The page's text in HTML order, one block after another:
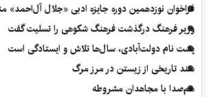
فراخوان نوزدهمین دوره جایزه ادبی «جلال آل‌احمد»
وزیر فرهنگ درگذشت فرهنگ شکوهی را تسلیت گفت
پشت نام دولت‌آبادی، سال‌ها تلاش و ایستادگی است
سند تاریخی از زیستن در مرز مرگ
هم‌صدا با مجاهدان مشروطه